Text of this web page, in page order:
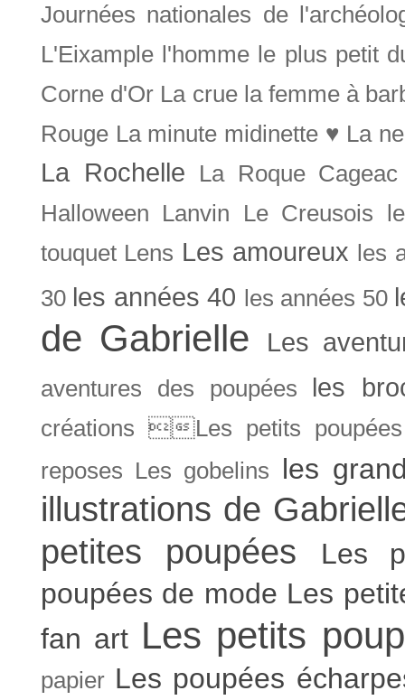
Journées nationales de
L'Eixample l'homme le plus petit
Corne d'Or La crue la femme à
Rouge La minute midinette ♥ La
La Rochelle
La Roque Cageac
Halloween
Lanvin Le Creusois
touquet Lens Les amoureux les
30 les années 40 les années 50
de Gabrielle Les
aventures des poupées les
créations Les petits
reposes Les gobelins les
illustrations de
petites poupées
Les
poupées de mode Les
fan art Les petits
papier Les poupées